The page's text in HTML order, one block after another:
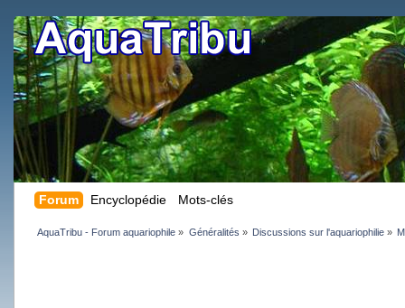
Forum Encyclopédie Mots-clés
AquaTribu - Forum aquariophile » Généralités » Discussions sur l'aquariophilie»